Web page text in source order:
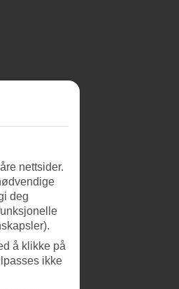
nettsider.
deg
å klikke på
ikke